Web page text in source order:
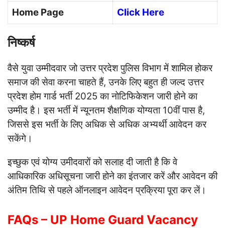
Home Page Click Here
निष्कर्ष
वैसे युवा उम्मीदवार जो उत्तर प्रदेश पुलिस विभाग में शामिल होकर
समाज की सेवा करना चाहते हैं, उनके लिए बहुत ही जल्द उत्तर
प्रदेश होम गार्ड भर्ती 2025 का नोटिफिकेशन जारी होने का
उम्मीद है। इस भर्ती में न्यूनतम शैक्षणिक योग्यता 10वीं पास है,
जिससे इस भर्ती के लिए अधिक से अधिक अभ्यर्थी आवेदन कर
सकेंगे।
इच्छुक एवं योग्य उमीदवारों को सलाह दी जाती है कि वे
आधिकारिक अधिसूचना जारी होने का इंतजार करें और आवेदन की
अंतिम तिथि से पहले ऑनलाइन आवेदन प्रक्रिया पूरा कर लें।
FAQs – UP Home Guard Vacancy